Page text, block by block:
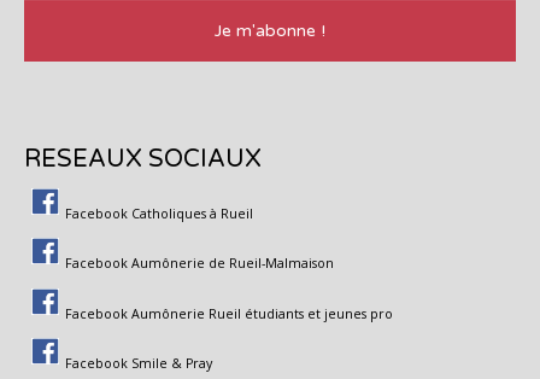
RESEAUX SOCIAUX
Facebook Catholiques à Rueil
Facebook Aumônerie de Rueil-Malmaison
Facebook Aumônerie Rueil étudiants et jeunes pro
Facebook Smile & Pray